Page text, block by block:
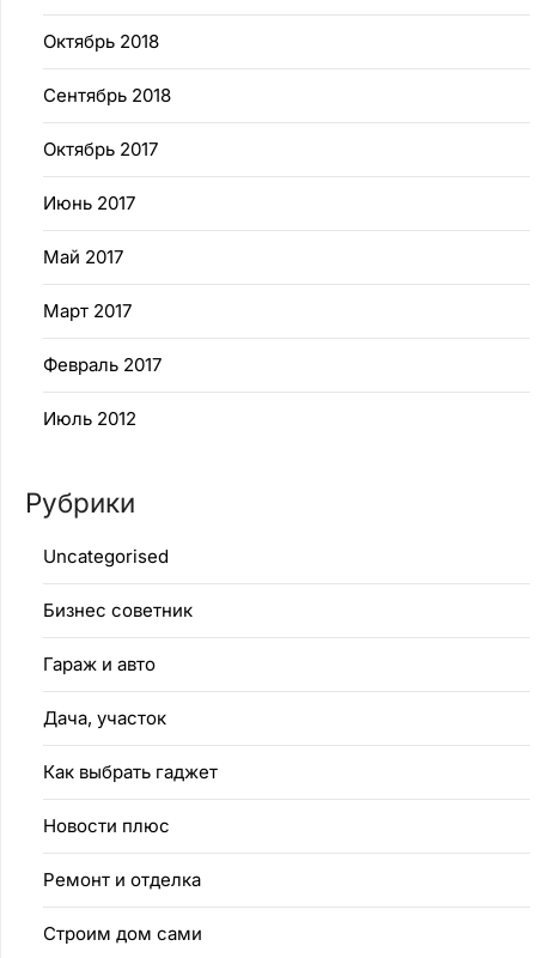
Октябрь 2018
Сентябрь 2018
Октябрь 2017
Июнь 2017
Май 2017
Март 2017
Февраль 2017
Июль 2012
Рубрики
Uncategorised
Бизнес советник
Гараж и авто
Дача, участок
Как выбрать гаджет
Новости плюс
Ремонт и отделка
Строим дом сами